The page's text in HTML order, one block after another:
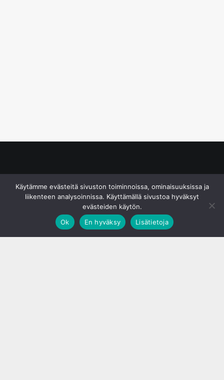
Käytämme evästeitä sivuston toiminnoissa, ominaisuuksissa ja
liikenteen analysoinnissa. Käyttämällä sivustoa hyväksyt
evästeiden käytön.
Ok
En hyväksy Lisätietoja